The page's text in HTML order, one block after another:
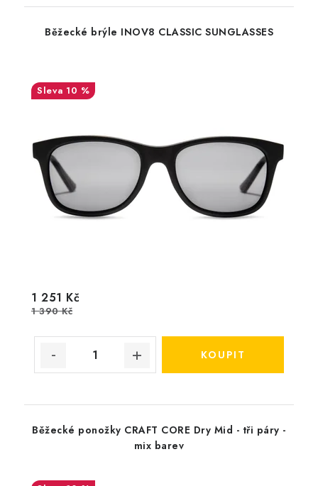
Běžecké brýle INOV8 CLASSIC SUNGLASSES
10 %
1 251 Kč
1 390 Kč
Běžecké ponožky CRAFT CORE Dry Mid - tři páry -
mix barev